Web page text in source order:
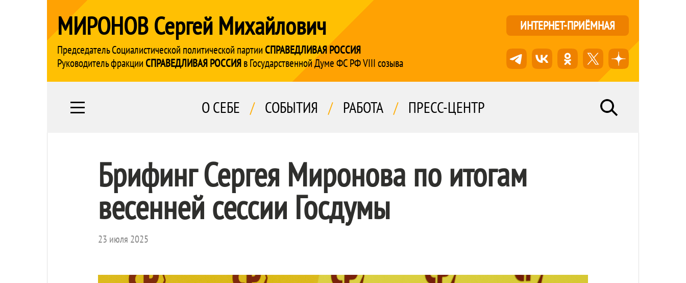
МИРОНОВ Сергей Михайлович
Председатель Социалистической политической партии СПРАВЕДЛИВАЯ РОССИЯ
Руководитель фракции СПРАВЕДЛИВАЯ РОССИЯв Государственной Думе ФС РФ VIII созыва
ИНТЕРНЕТ-ПРИЁМНАЯ
О СЕБЕ / СОБЫТИЯ / РАБОТА / ПРЕСС-ЦЕНТР
Брифинг Сергея Миронова по итогам
весенней сессии Госдумы
23 июля 2025